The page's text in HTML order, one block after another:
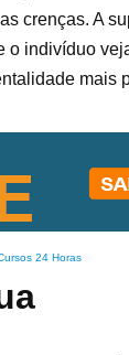
crenças. A
indivíduo
mais
24 Horas